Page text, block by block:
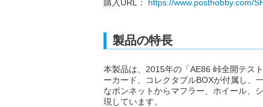
購入URL： https://www.posthobby.com/
製品の特長
本製品は、2015年の「AE86 峠全開テス
ーカード、コレクタブルBOXが付属し、
なボンネットからマフラー、ホイール、
現しています。